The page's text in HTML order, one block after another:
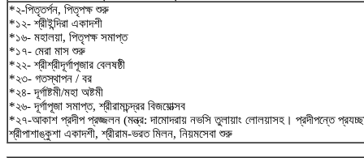
*২-পিতৃতর্পন, পিতৃপক্ষ শুরু
*১২- শ্রীইন্দিরা একাদশী
*১৬- মহালয়া, পিতৃপক্ষ সমাপ্ত
*১৭- মেরা মাস শুরু
*২২- শ্রীশ্রীদূর্গাপূজার বেলষষ্ঠী
*২৩- গতস্থাপন / বর
*২৪- দূর্গাষ্টমী/মহা অষ্টমী
*২৬- দূর্গাপূজা সমাপ্ত, শ্রীরামচন্দ্রর বিজয়োত্সব
*২৭-আকাশ প্রদীপ প্রজ্জলন (মন্ত্র: দামোদরায় নভসি তুলায়াং লোলয়াসহ। প্রদীপন্তে
শ্রীপাশাঙ্কুশা একাদশী, শ্রীরাম-ভরত মিলন, নিয়মসেবা শুরু